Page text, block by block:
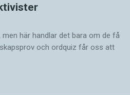
här handlar det bara om de få
och ordquiz får oss att